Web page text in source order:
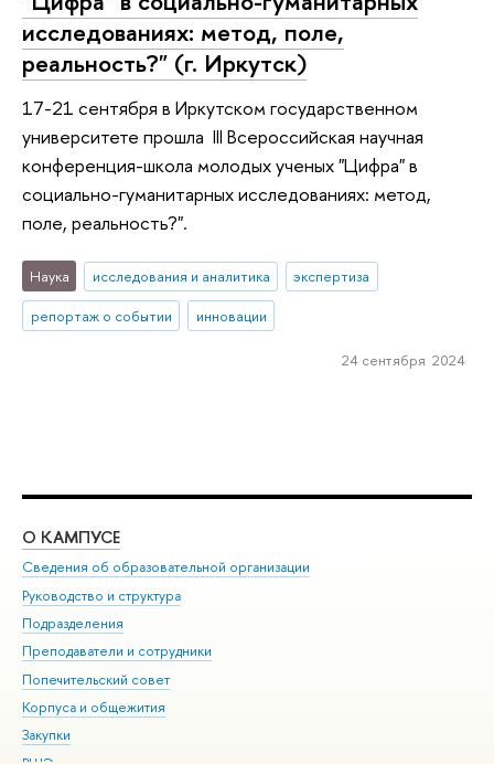
исследованиях: метод, поле,
реальность?" (г. Иркутск)
17-21 сентября в Иркутском государственном
университете прошла III Всероссийская научная
конференция-школа молодых ученых "Цифра" в
социально-гуманитарных исследованиях: метод,
поле, реальность?".
Наука исследования и аналитика
экспертиза
репортаж о событии
инновации
24 сентября 2024
О КАМПУСЕ
Сведения об образовательной организации
Руководство и структура
Подразделения
Преподаватели и сотрудники
Попечительский совет
Корпуса и общежития
Закупки